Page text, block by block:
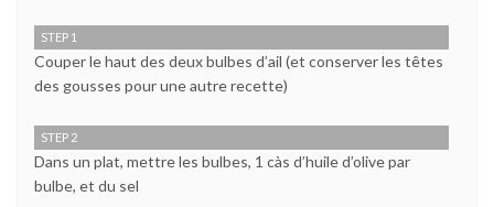
STEP 1
Couper le haut des deux bulbes d’ail (et conserver les têtes
des gousses pour une autre recette)
STEP 2
Dans un plat, mettre les bulbes, 1 càs d’huile d’olive par
bulbe, et du sel